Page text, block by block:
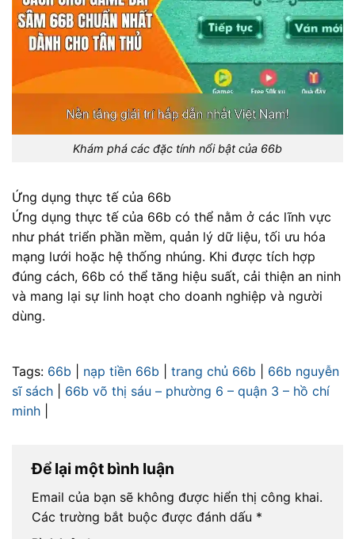
Khám phá các đặc tính nổi bật của 66b
Ứng dụng thực tế của 66b
Ứng dụng thực tế của 66b có thể nằm ở các lĩnh vực
như phát triển phần mềm, quản lý dữ liệu, tối ưu hóa
mạng lưới hoặc hệ thống nhúng. Khi được tích hợp
đúng cách, 66b có thể tăng hiệu suất, cải thiện an ninh
và mang lại sự linh hoạt cho doanh nghiệp và người
dùng.
Tags: 66b nạp tiền 66b trang chủ 66b
66b nguyễn
sĩ sách
66b võ thị sáu – phường 6 – quận 3 – hồ chí
minh
Để lại một bình luận
Email của bạn sẽ không được hiển thị công khai.
Các trường bắt buộc được đánh dấu *